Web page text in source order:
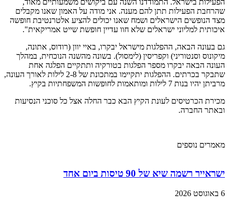
שהרחבת הפעילות תתן להם מענה. אני מודה על האמון שאנו מקבלים
מצד הנופשים הישראלים ושמח שאנו יכולים להציע אלטרנטיבת חופשה
איכותית למליוני ישראלים שלא חוו עדיין חופשת שייט אמריקאית".
גם בעונה הבאה, ההפלגות מישראל יבקרו, באיי יוון (רודוס, אתונה,
מיקונוס וסנטוריני) וקפריסין (לימסול). בשונה מהשנה הנוכחית, במהלך
העונה הבאה יבקרו מספר הפלגות בטורקיה ותתקיים הפלגה אחת
שתבקר בכרתים. ההפלגות יתקיימו במתכונת של 2-8 לילות לאורך העונה,
מרביתן יהיו בנות 7 לילות ומותאמות לחופשות המשפחתיות בקיץ.
מכירת הכרטיסים לעונת הקיץ הבא כבר החלה אצל כל סוכני הנסיעות
ובאתר החברה.
מאמרים נוספים
ישראייר רשמה שיא של 90 טיסות ביום אחד
6 באוגוסט 2026